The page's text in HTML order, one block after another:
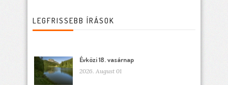
LEGFRISSEBB ÍRÁSOK
Évközi 18. vasárnap
2026. August 01